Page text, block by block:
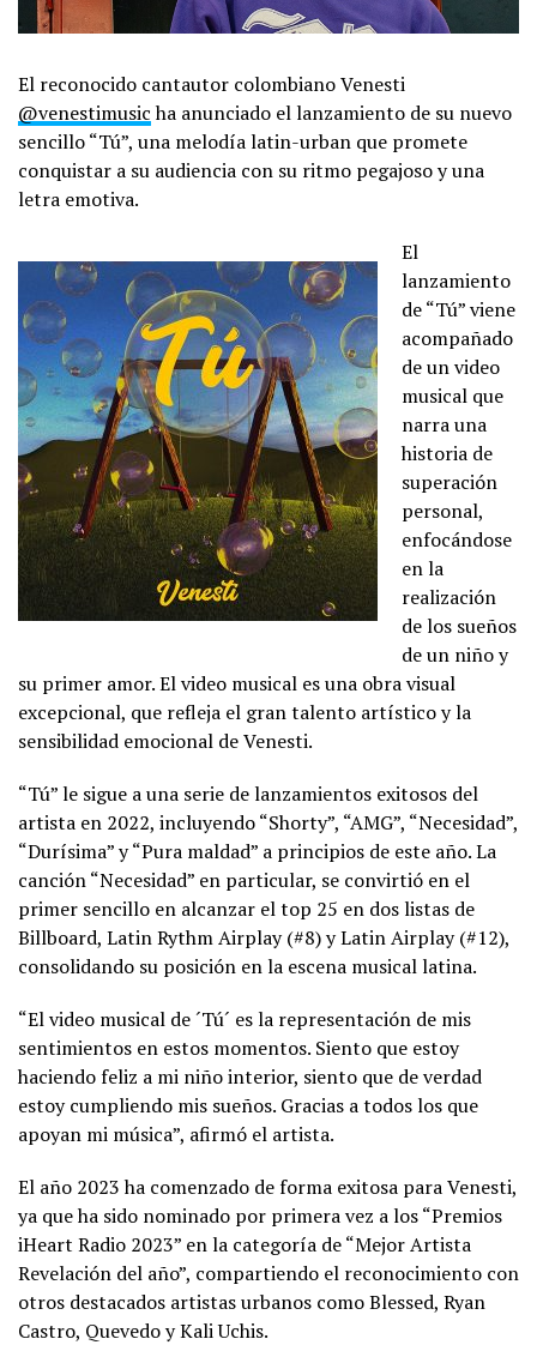
El reconocido cantautor colombiano Venesti
@venestimusicha anunciado el lanzamiento de su nuevo
sencillo “Tú”, una melodía latin-urban que promete
conquistar a su audiencia con su ritmo pegajoso y una
letra emotiva.
El
lanzamiento
de “Tú” viene
acompañado
de un video
musical que
narra una
historia de
superación
personal,
enfocándose
en la
realización
de los sueños
de un niño y
su primer amor. El video musical es una obra visual
excepcional, que refleja el gran talento artístico y la
sensibilidad emocional de Venesti.
“Tú” le sigue a una serie de lanzamientos exitosos del
artista en 2022, incluyendo “Shorty”, “AMG”, “Necesidad”,
“Durísima” y “Pura maldad” a principios de este año. La
canción “Necesidad” en particular, se convirtió en el
primer sencillo en alcanzar el top 25 en dos listas de
Billboard, Latin Rythm Airplay (#8) y Latin Airplay (#12),
consolidando su posición en la escena musical latina.
“El video musical de ´Tú´ es la representación de mis
sentimientos en estos momentos. Siento que estoy
haciendo feliz a mi niño interior, siento que de verdad
estoy cumpliendo mis sueños. Gracias a todos los que
apoyan mi música”, afirmó el artista.
El año 2023 ha comenzado de forma exitosa para Venesti,
ya que ha sido nominado por primera vez a los “Premios
iHeart Radio 2023” en la categoría de “Mejor Artista
Revelación del año”, compartiendo el reconocimiento con
otros destacados artistas urbanos como Blessed, Ryan
Castro, Quevedo y Kali Uchis.